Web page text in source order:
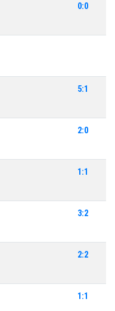
0:0
5:1
2:0
1:1
3:2
2:2
1:1